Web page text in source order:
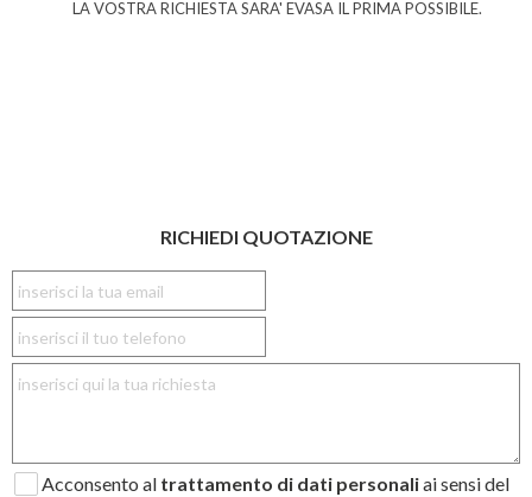
LA VOSTRA RICHIESTA SARA' EVASA IL PRIMA POSSIBILE.
RICHIEDI QUOTAZIONE
Acconsento al trattamento di dati personaliai sensi del